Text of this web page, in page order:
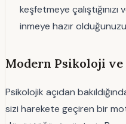
keşfetmeye
inmeye hazır
Modern Psikoloji
Psikolojik açıdan
sizi harekete geçiren bir